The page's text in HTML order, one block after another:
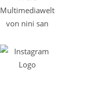
Multimediawelt
von nini san